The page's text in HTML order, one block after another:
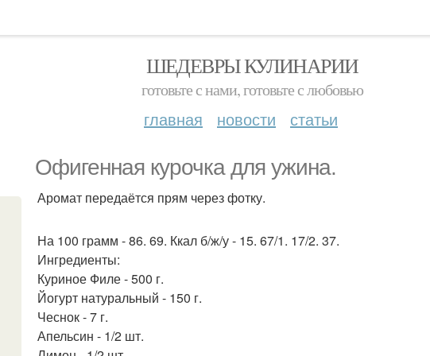
ШЕДЕВРЫ КУЛИНАРИИ
готовьте с нами, готовьте с любовью
главная новости статьи
Офигенная курочка для ужина.
Аромат передаётся прям через фотку.
На 100 грамм - 86. 69. Ккал б/ж/у - 15. 67/1. 17/2. 37.
Ингредиенты:
Куриное Филе - 500 г.
Йогурт натуральный - 150 г.
Чеснок - 7 г.
Апельсин - 1/2 шт.